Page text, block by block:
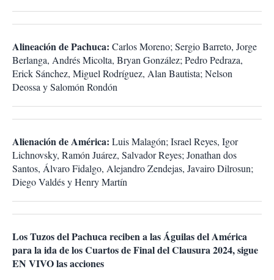
Alineación de Pachuca: Carlos Moreno; Sergio Barreto, Jorge
Berlanga, Andrés Micolta, Bryan González; Pedro Pedraza,
Erick Sánchez, Miguel Rodríguez, Alan Bautista; Nelson
Deossa y Salomón Rondón
Alienación de América: Luis Malagón; Israel Reyes, Igor
Lichnovsky, Ramón Juárez, Salvador Reyes; Jonathan dos
Santos, Álvaro Fidalgo, Alejandro Zendejas, Javairo Dilrosun;
Diego Valdés y Henry Martín
Los Tuzos del Pachuca reciben a las Águilas del América
para la ida de los Cuartos de Final del Clausura 2024, sigue
EN VIVO las acciones